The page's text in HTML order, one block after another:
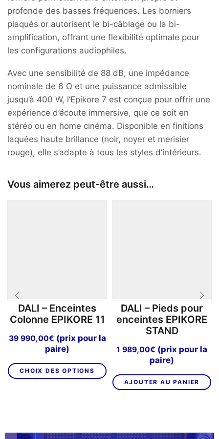
profonde des basses fréquences. Les borniers
plaqués or autorisent le bi-câblage ou la bi-
amplification, offrant une flexibilité optimale pour
les configurations audiophiles.
Avec une sensibilité de 88 dB, une impédance
nominale de 6 Ω et une puissance admissible
jusqu’à 400 W, l’Epikore 7 est conçue pour offrir une
expérience d’écoute immersive, que ce soit en
stéréo ou en home cinéma. Disponible en finitions
laquées haute brillance (noir, noyer et merisier
rouge), elle s’adapte à tous les styles d’intérieurs.
Vous aimerez peut-être aussi…
DALI – Enceintes
Colonne EPIKORE 11
39 990,00€ (prix pour la
paire)
CHOIX DES OPTIONS
produit
options
DALI – Pieds pour
enceintes EPIKORE
STAND
1 989,00€ (prix pour la
paire)
AJOUTER AU PANIER